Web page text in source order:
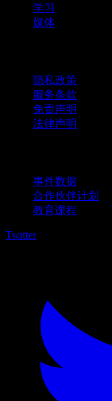
学习
媒体
隐私政策
服务条款
免责声明
法律声明
事件数据
合作伙伴计划
教育课程
Twitter